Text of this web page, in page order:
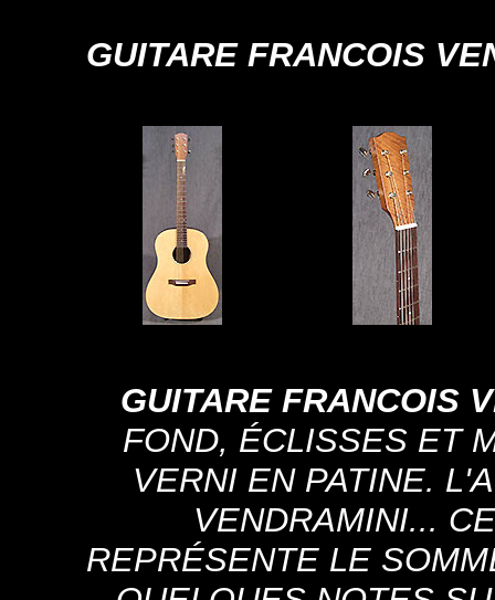
GUITARE FRANCOIS
GUITARE FRANCOIS
FOND, ÉCLISSES ET
VERNI EN PATINE.
VENDRAMINI...
REPRÉSENTE LE